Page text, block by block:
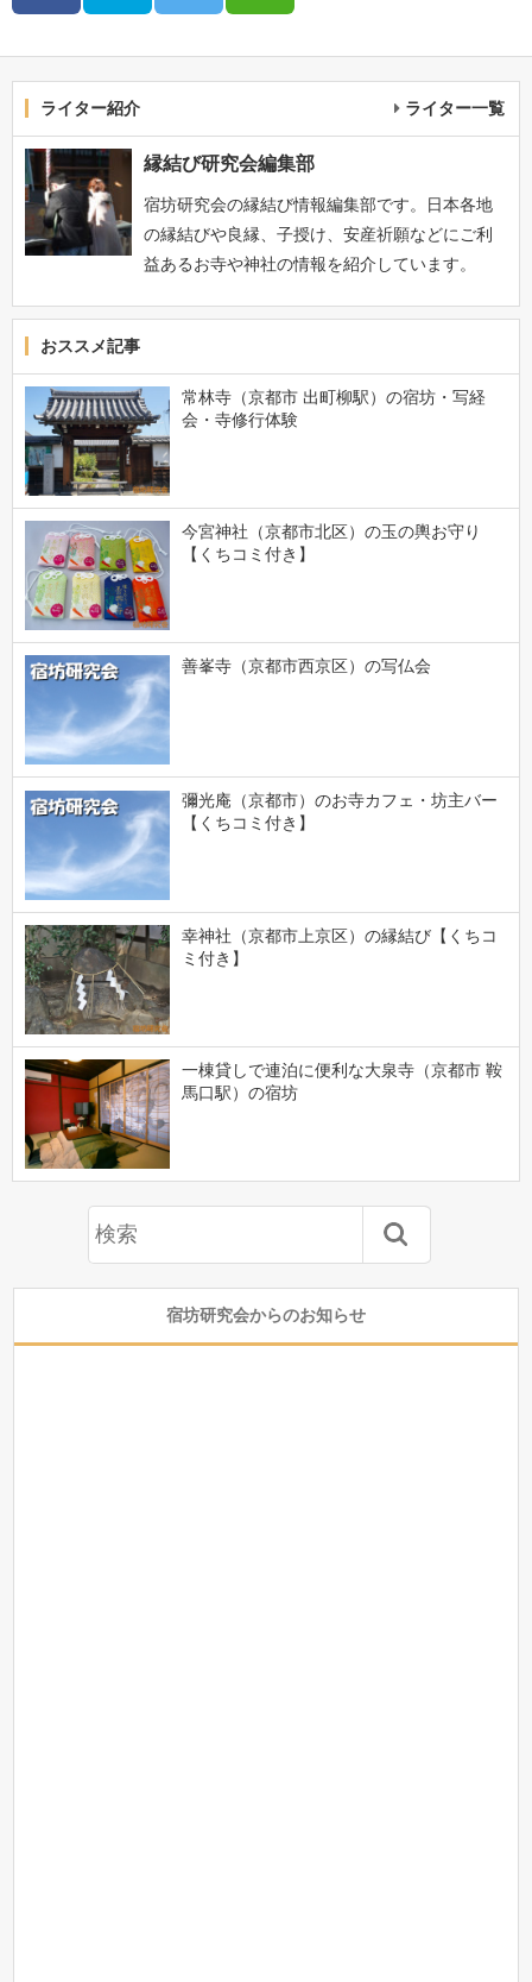
ライター紹介 ライター一覧
縁結び研究会編集部
宿坊研究会の縁結び情報編集部です。日本各地
の縁結びや良縁、子授け、安産祈願などにご利
益あるお寺や神社の情報を紹介しています。
おススメ記事
常林寺（京都市 出町柳駅）の宿坊・写経
会・寺修行体験
今宮神社（京都市北区）の玉の輿お守り
【くちコミ付き】
善峯寺（京都市西京区）の写仏会
彌光庵（京都市）のお寺カフェ・坊主バー
【くちコミ付き】
幸神社（京都市上京区）の縁結び【くちコ
ミ付き】
一棟貸しで連泊に便利な大泉寺（京都市 鞍
馬口駅）の宿坊
宿坊研究会からのお知らせ